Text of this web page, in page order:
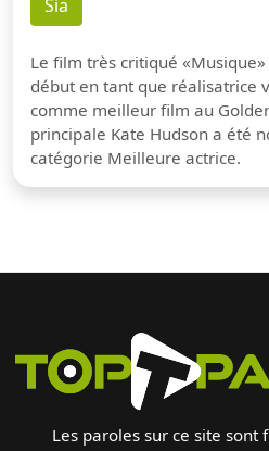
Sia
Le film très critiqué
début en tant que réalisatrice
comme meilleur film au
principale Kate Hudson a été
catégorie Meilleure actrice.
Les paroles sur ce site sont